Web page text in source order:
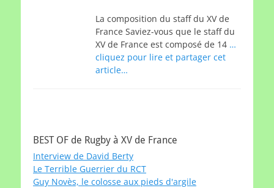
La composition du staff du XV de
France Saviez-vous que le staff du
XV de France est composé de 14 …
cliquez pour lire et partager cet
article…
BEST OF de Rugby à XV de France
Interview de David Berty
Le Terrible Guerrier du RCT
Guy Novès, le colosse aux pieds d'argile